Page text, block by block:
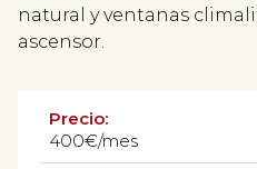
natural y ventanas
ascensor.
Precio:
400€/mes